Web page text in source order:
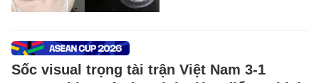
Sốc visual trọng tài trận Việt Nam 3-1